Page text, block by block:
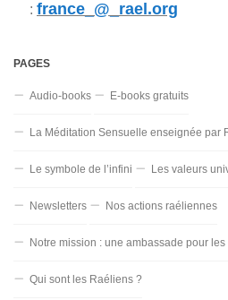
: france_@_rael.org
PAGES
Audio-books E-books gratuits
La Méditation Sensuelle enseignée par
Le symbole de l’infini Les valeurs
Newsletters Nos actions raéliennes
Notre mission : une ambassade pour
Qui sont les Raéliens ?